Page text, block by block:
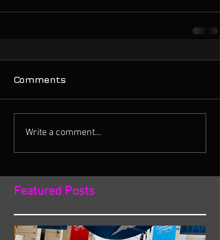
Comments
Write a comment...
Featured Posts